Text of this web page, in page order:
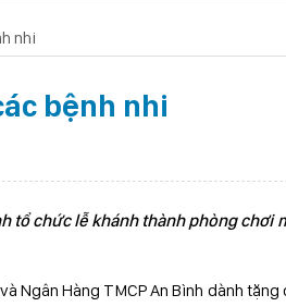
nhi
bệnh nhi
tổ chức lễ khánh thành phòng chơi
Ngân Hàng TMCP An Bình dành tặng